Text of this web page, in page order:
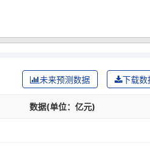
下载数
未来预测数据
数据(单位：亿元)